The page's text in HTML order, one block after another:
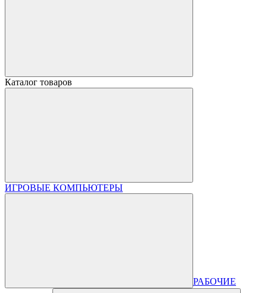
Каталог товаров
ИГРОВЫЕ КОМПЬЮТЕРЫ
РАБОЧИЕ